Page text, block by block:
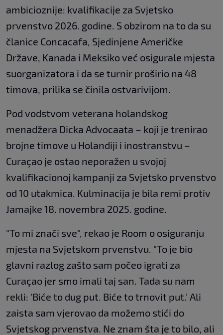
ambicioznije: kvalifikacije za Svjetsko
prvenstvo 2026. godine. S obzirom na to da su
članice Concacafa, Sjedinjene Američke
Države, Kanada i Meksiko već osigurale mjesta
suorganizatora i da se turnir proširio na 48
timova, prilika se činila ostvarivijom.
Pod vodstvom veterana holandskog
menadžera Dicka Advocaata – koji je trenirao
brojne timove u Holandiji i inostranstvu –
Curaçao je ostao neporažen u svojoj
kvalifikacionoj kampanji za Svjetsko prvenstvo
od 10 utakmica. Kulminacija je bila remi protiv
Jamajke 18. novembra 2025. godine.
"To mi znači sve", rekao je Room o osiguranju
mjesta na Svjetskom prvenstvu. "To je bio
glavni razlog zašto sam počeo igrati za
Curaçao jer smo imali taj san. Tada su nam
rekli: 'Biće to dug put. Biće to trnovit put.' Ali
zaista sam vjerovao da možemo stići do
Svjetskog prvenstva. Ne znam šta je to bilo, ali